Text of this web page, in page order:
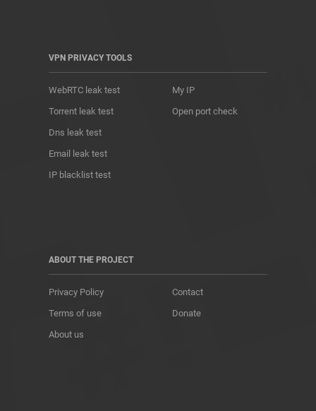
VPN PRIVACY TOOLS
WebRTC leak test
Torrent leak test
Dns leak test
Email leak test
IP blacklist test
My IP
Open port check
ABOUT THE PROJECT
Privacy Policy
Terms of use
About us
Contact
Donate